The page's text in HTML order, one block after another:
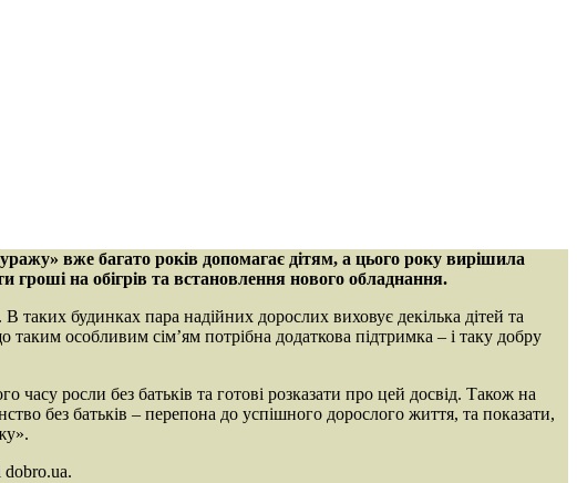
вже багато років допомагає дітям, а цього року вирішила
гроші на обігрів та встановлення нового обладнання.
будинках пара надійних дорослих виховує декілька дітей та
таким особливим сім’ям потрібна додаткова підтримка – і таку добру
часу росли без батьків та готові розказати про цей досвід. Також на
без батьків – перепона до успішного дорослого життя, та показати,
dobro.ua.